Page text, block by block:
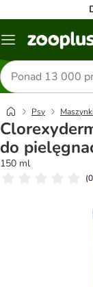
Menu
Szukaj
produktów
Psy
do
150 ml
(0